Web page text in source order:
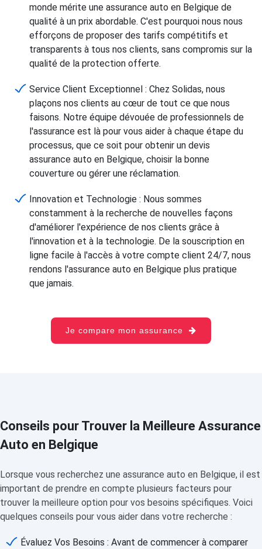
monde mérite une assurance auto en Belgique de
qualité à un prix abordable. C'est pourquoi nous nous
efforçons de proposer des tarifs compétitifs et
transparents à tous nos clients, sans compromis sur la
qualité de la protection offerte.
Service Client Exceptionnel : Chez Solidas, nous
plaçons nos clients au cœur de tout ce que nous
faisons. Notre équipe dévouée de professionnels de
l'assurance est là pour vous aider à chaque étape du
processus, que ce soit pour obtenir un devis
assurance auto en Belgique, choisir la bonne
couverture ou gérer une réclamation.
Innovation et Technologie : Nous sommes
constamment à la recherche de nouvelles façons
d'améliorer l'expérience de nos clients grâce à
l'innovation et à la technologie. De la souscription en
ligne facile à l'accès à votre compte client 24/7, nous
rendons l'assurance auto en Belgique plus pratique
que jamais.
Je compare mon assurance
Conseils pour Trouver la Meilleure Assurance
Auto en Belgique
Lorsque vous recherchez une assurance auto en Belgique, il est
important de prendre en compte plusieurs facteurs pour
trouver la meilleure option pour vos besoins spécifiques. Voici
quelques conseils pour vous aider dans votre recherche :
Évaluez Vos Besoins : Avant de commencer à comparer